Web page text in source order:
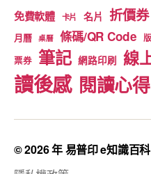
免費軟體 卡片 名片 折價券
月曆 桌曆 條碼/QR Code
票券 筆記 網路印刷 線
讀後感 閱讀心得
© 2026 年易普印 e知識百科